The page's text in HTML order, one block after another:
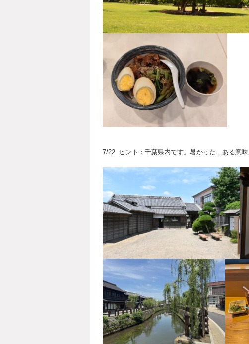
7/22 ヒント：千葉県内です。暑かった…ある意